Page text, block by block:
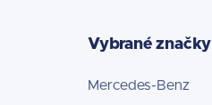
Vybrané značky
Mercedes-Benz